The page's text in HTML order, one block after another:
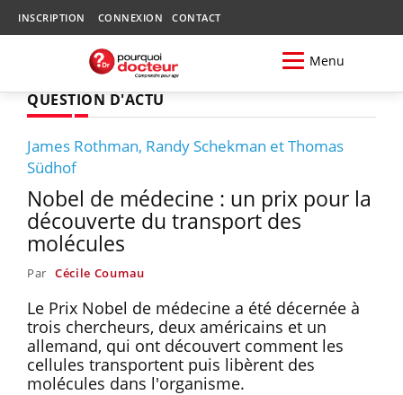
INSCRIPTION CONNEXION CONTACT
Menu
QUESTION D'ACTU
James Rothman, Randy Schekman et Thomas
Südhof
Nobel de médecine : un prix pour la
découverte du transport des
molécules
Par Cécile Coumau
Le Prix Nobel de médecine a été décernée à
trois chercheurs, deux américains et un
allemand, qui ont découvert comment les
cellules transportent puis libèrent des
molécules dans l'organisme.